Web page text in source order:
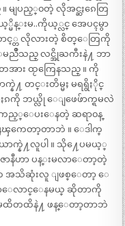
ျပည့္၀တဲ့ လိုအင္ဆႏၵေတြ
န္းမ..ကိုယ့္လင္ အေပၚမွာ
တာင့္တ လိုလားတဲ့ စိတ္ေတြကို
ညိဳသည္ လင္အိုႀကီးနဲ႔ ဘာ
အား ထႂကြေနသည္ ။ ကို
နဲ႔ တင္းတိမ္မႈ မရရွိႏိုင္
ၵကို ဘယ္လို ေျဖေဖ်ာက္ရမလဲ
ၾကည့္ေပးေနတဲ့ ဆရာ၀န္
ၾကေတာ့တာဘဲ ။ ေဒါက္
ာက္နဲ႔လူပါ ။ သို႔ေပမယ့္
ဇာနီဟာ ပန္းမလာေတာ့တဲ့
အသိဆုံးလူ ျဖစ္ေတာ့ ေ
ာေလာင္ေနမယ္ ဆိုတာကို
တထိနဲ႔ ဖန္ေတာ့တာဘဲ